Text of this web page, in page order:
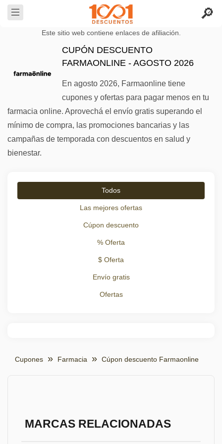
Este sitio web contiene enlaces de afiliación.
CUPÓN DESCUENTO
FARMAONLINE - AGOSTO 2026
En agosto 2026, Farmaonline tiene
cupones y ofertas para pagar menos en tu
farmacia online. Aprovechá el envío gratis superando el
mínimo de compra, las promociones bancarias y las
campañas de temporada con descuentos en salud y
bienestar.
Todos
Las mejores ofertas
Cúpon descuento
% Oferta
$ Oferta
Envío gratis
Ofertas
Cupones Farmacia Cúpon descuento Farmaonline
MARCAS RELACIONADAS